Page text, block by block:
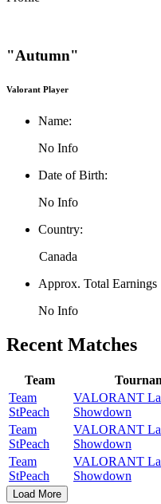
"Autumn"
Valorant Player
Name:
No Info
Date of Birth:
No Info
Country:
Canada
Approx. Total Earnings
No Info
Recent Matches
Team
Team
StPeach
VALORANT
Showdown
Team
StPeach
VALORANT
Showdown
Team
StPeach
VALORANT
Showdown
Load More